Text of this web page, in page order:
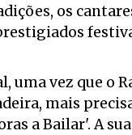
os
uma vez que o
mais
a Bailar'. A